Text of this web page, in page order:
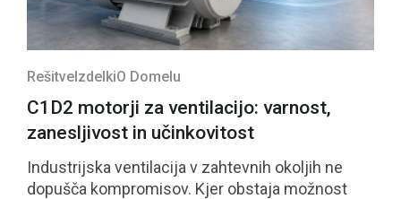
RešitveIzdelkiO Domelu
C1D2 motorji za ventilacijo: varnost,
zanesljivost in učinkovitost
Industrijska ventilacija v zahtevnih okoljih ne
dopušča kompromisov. Kjer obstaja možnost